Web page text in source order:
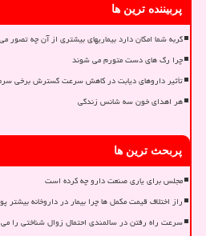
پربیننده ترین ها
گربه شما امکان دارد بیماریهای بیشتری از آن چه تصور
چرا رگ های دست متورم می شوند
تأثیر داروهای دیابت در کاهش سرعت گسترش برخی
هر اهدای خون سه شانس زندگی
پربحث ترین ها
مجلس برای یاری صنعت دارو چه کرده است
راز اختلاف قیمت مکمل ها چرا بیمار در داروخانه بیشتر
سرعت راه رفتن در سالمندی احتمال زوال شناختی را